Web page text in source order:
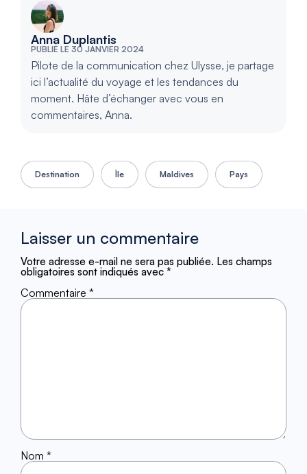
Anna Duplantis
PUBLIÉ LE 30 JANVIER 2024
Pilote de la communication chez Ulysse, je partage
ici l’actualité du voyage et les tendances du
moment. Hâte d’échanger avec vous en
commentaires, Anna.
Destination Île Maldives Pays
Laisser un commentaire
Votre adresse e-mail ne sera pas publiée. Les champs
obligatoires sont indiqués avec *
Commentaire *
Nom *